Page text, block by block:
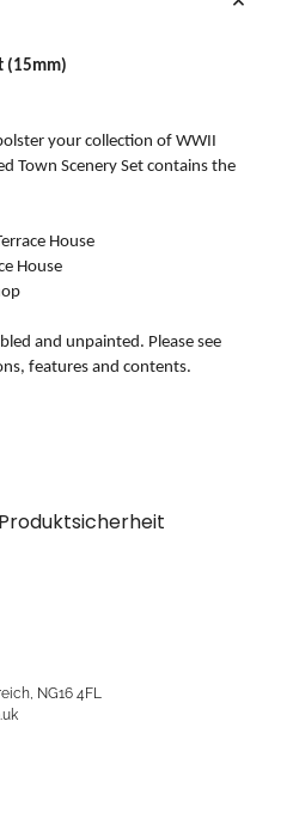
(15mm)
your collection of WWII
Town Scenery Set contains the
House
House
and unpainted. Please see
features and contents.
NG16 4FL